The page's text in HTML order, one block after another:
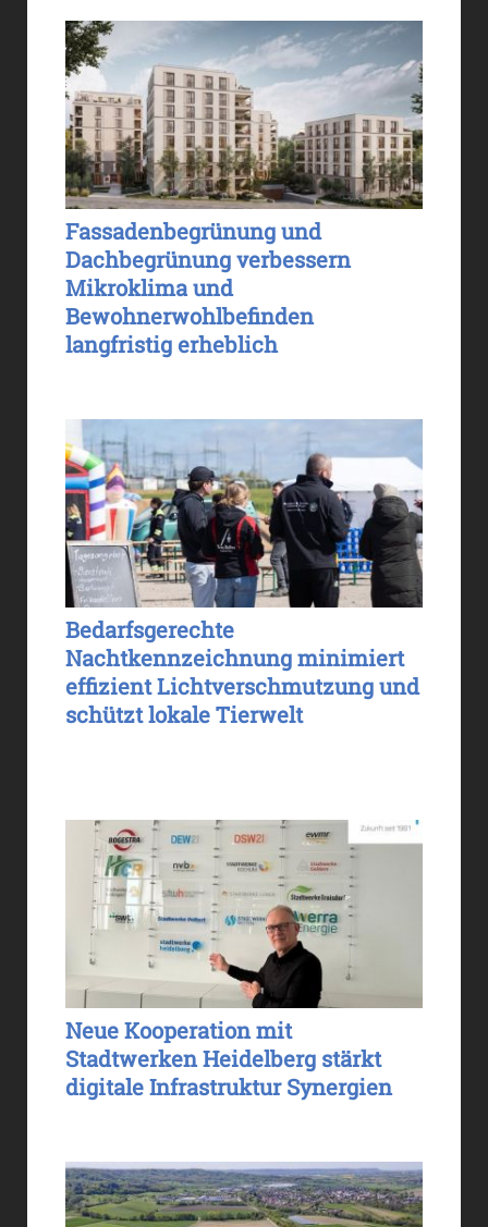
Fassadenbegrünung und
Dachbegrünung verbessern
Mikroklima und
Bewohnerwohlbefinden
langfristig erheblich
Bedarfsgerechte
Nachtkennzeichnung minimiert
effizient Lichtverschmutzung und
schützt lokale Tierwelt
Neue Kooperation mit
Stadtwerken Heidelberg stärkt
digitale Infrastruktur Synergien